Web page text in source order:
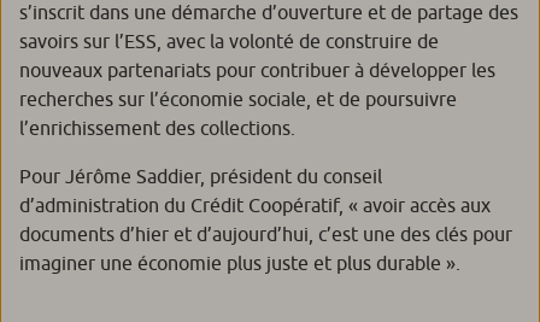
s’inscrit dans une démarche d’ouverture et de partage des
savoirs sur l’ESS, avec la volonté de construire de
nouveaux partenariats pour contribuer à développer les
recherches sur l’économie sociale, et de poursuivre
l’enrichissement des collections.
Pour Jérôme Saddier, président du conseil
d’administration du Crédit Coopératif, « avoir accès aux
documents d’hier et d’aujourd’hui, c’est une des clés pour
imaginer une économie plus juste et plus durable ».